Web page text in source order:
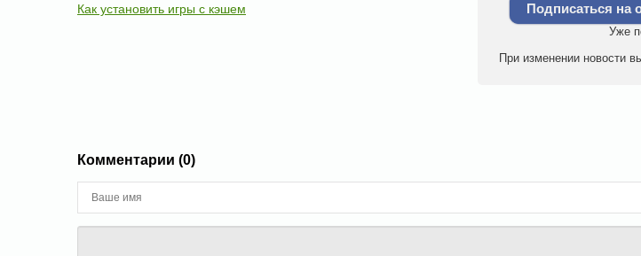
Как установить игры с кэшем Подписаться на
Уже
При изменении новости
Комментарии (0)